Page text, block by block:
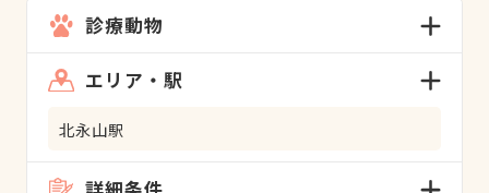
診療動物
エリア・駅
北永山駅